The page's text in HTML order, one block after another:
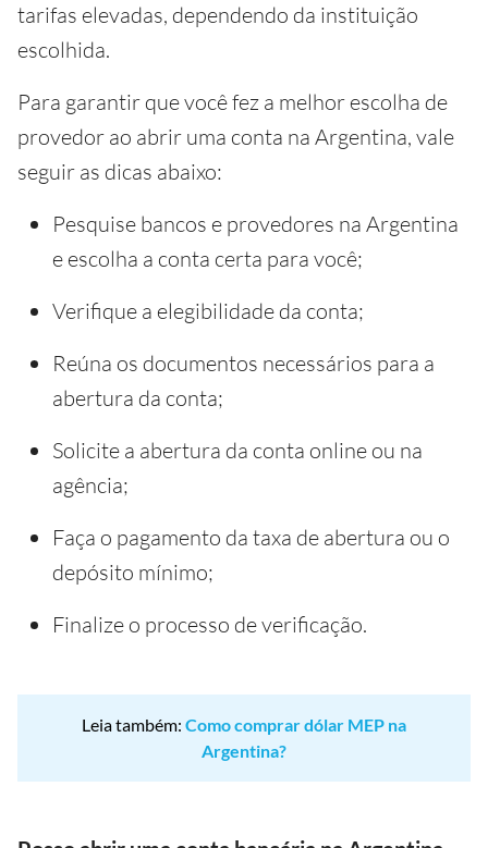
tarifas elevadas, dependendo da instituição
escolhida.
Para garantir que você fez a melhor escolha de
provedor ao abrir uma conta na Argentina, vale
seguir as dicas abaixo:
Pesquise bancos e provedores na Argentina
e escolha a conta certa para você;
Verifique a elegibilidade da conta;
Reúna os documentos necessários para a
abertura da conta;
Solicite a abertura da conta online ou na
agência;
Faça o pagamento da taxa de abertura ou o
depósito mínimo;
Finalize o processo de verificação.
Leia também: Como comprar dólar MEP na
Argentina?